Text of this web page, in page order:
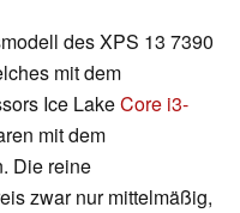
des XPS 13 7390
mit dem
Ice LakeCore i3-
mit dem
Die reine
zwar nur mittelmäßig,